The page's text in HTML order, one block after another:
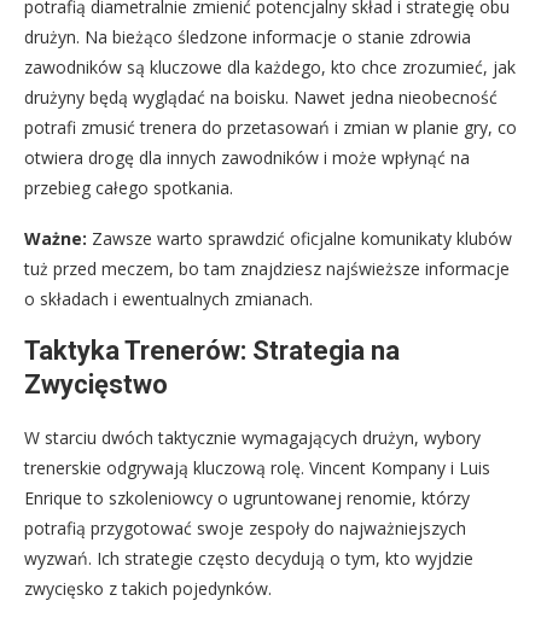
potrafią diametralnie zmienić potencjalny skład i strategię obu
drużyn. Na bieżąco śledzone informacje o stanie zdrowia
zawodników są kluczowe dla każdego, kto chce zrozumieć, jak
drużyny będą wyglądać na boisku. Nawet jedna nieobecność
potrafi zmusić trenera do przetasowań i zmian w planie gry, co
otwiera drogę dla innych zawodników i może wpłynąć na
przebieg całego spotkania.
Ważne: Zawsze warto sprawdzić oficjalne komunikaty klubów
tuż przed meczem, bo tam znajdziesz najświeższe informacje
o składach i ewentualnych zmianach.
Taktyka Trenerów: Strategia na
Zwycięstwo
W starciu dwóch taktycznie wymagających drużyn, wybory
trenerskie odgrywają kluczową rolę. Vincent Kompany i Luis
Enrique to szkoleniowcy o ugruntowanej renomie, którzy
potrafią przygotować swoje zespoły do najważniejszych
wyzwań. Ich strategie często decydują o tym, kto wyjdzie
zwycięsko z takich pojedynków.